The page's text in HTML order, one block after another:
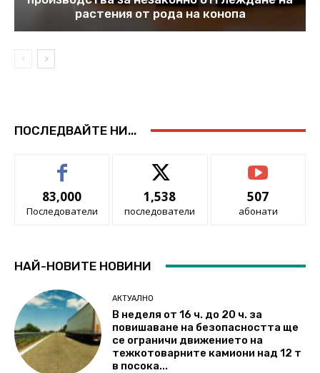
растения от рода на конопа
ПОСЛЕДВАЙТЕ НИ...
83,000
Последователи
1,538
последователи
507
абонати
НАЙ-НОВИТЕ НОВИНИ
АКТУАЛНО
В неделя от 16 ч. до 20 ч. за
повишаване на безопасността ще
се ограничи движението на
тежкотоварните камиони над 12 т
в посока...